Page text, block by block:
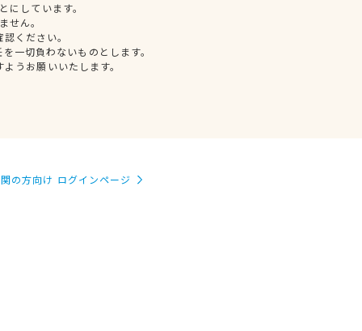
しています。
せん。
ください。
一切負わないものとします。
うお願いいたします。
の方向け ログインページ